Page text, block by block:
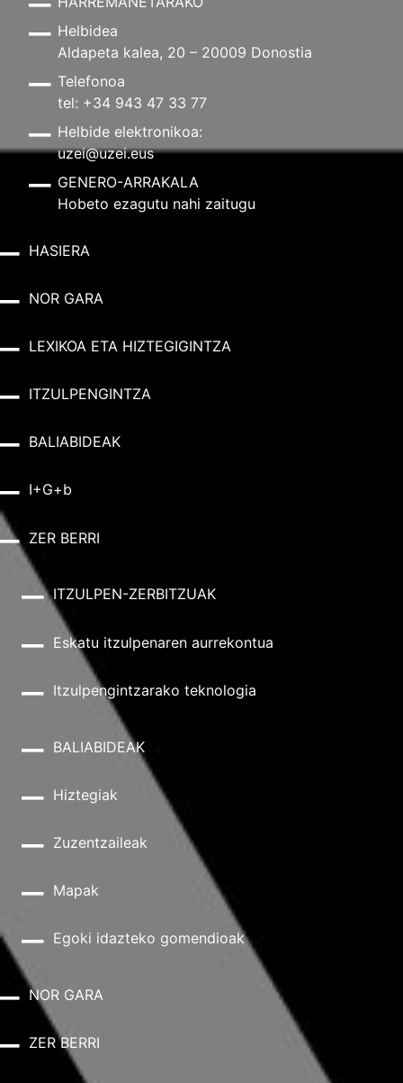
Helbidea
Aldapeta kalea, 20 – 20009 Donostia
Telefonoa
tel: +34 943 47 33 77
Helbide elektronikoa:
uzei@uzei.eus
GENERO-ARRAKALA
Hobeto ezagutu nahi zaitugu
HASIERA
NOR GARA
LEXIKOA ETA HIZTEGIGINTZA
ITZULPENGINTZA
BALIABIDEAK
I+G+b
ZER BERRI
ITZULPEN-ZERBITZUAK
Eskatu itzulpenaren aurrekontua
Itzulpengintzarako teknologia
BALIABIDEAK
Hiztegiak
Zuzentzaileak
Mapak
Egoki idazteko gomendioak
NOR GARA
ZER BERRI